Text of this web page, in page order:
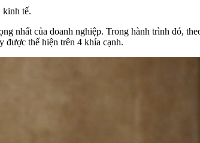
kinh tế.
nhất của doanh nghiệp. Trong hành trình đó,
được thể hiện trên 4 khía cạnh.